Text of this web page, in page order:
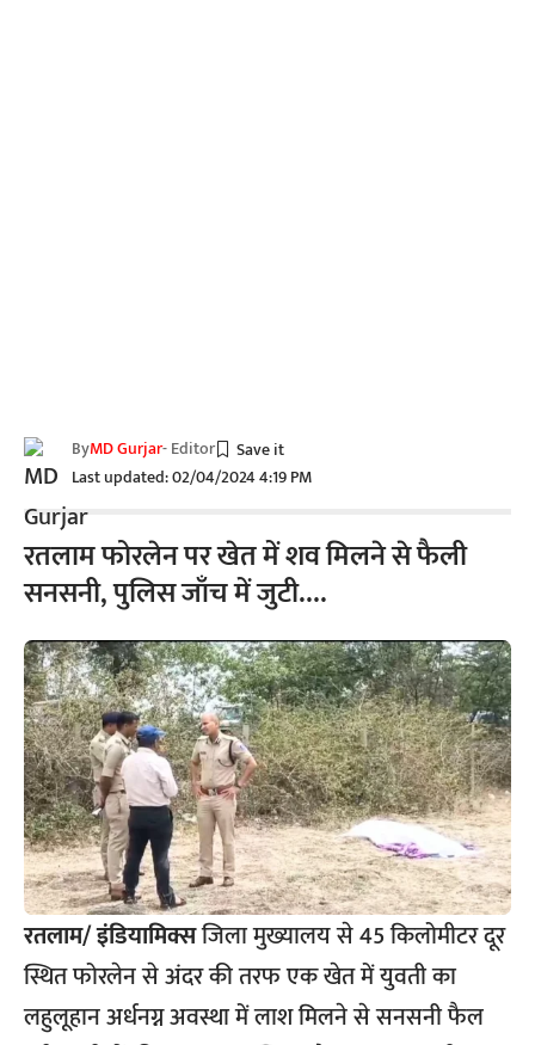
Last updated: 02/04/2024 4:19 PM
ByMD Gurjar- Editor
रतलाम फोरलेन पर खेत में शव मिलने से फैली
सनसनी, पुलिस जाँच में जुटी….
रतलाम/ इंडियामिक्सजिला मुख्यालय से 45 किलोमीटर दूर
स्थित फोरलेन से अंदर की तरफ एक खेत में युवती का
लहुलूहान अर्धनग्न अवस्था में लाश मिलने से सनसनी फैल